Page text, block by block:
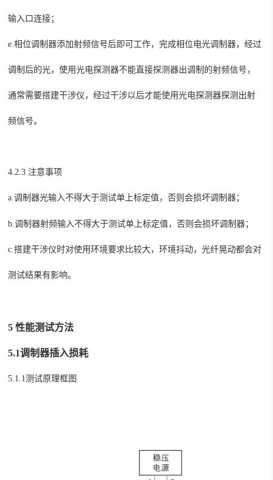
输入口连接；
e.相位调制器添加射频信号后即可工作，完成相位电光调制器，经过
调制后的光，使用光电探测器不能直接探测器出调制的射频信号，
通常需要搭建干涉仪，经过干涉以后才能使用光电探测器探测出射
频信号。
4.2.3 注意事项
a.调制器光输入不得大于测试单上标定值，否则会损坏调制器；
b.调制器射频输入不得大于测试单上标定值，否则会损坏调制器；
c.搭建干涉仪时对使用环境要求比较大，环境抖动，光纤晃动都会对
测试结果有影响。
5性能测试方法
5.1调制器插入损耗
5.1.1测试原理框图